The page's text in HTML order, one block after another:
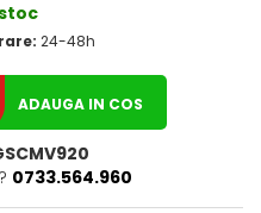
24-48h
ADAUGA IN COS
0733.564.960